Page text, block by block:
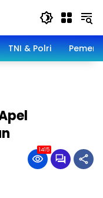
TNI & Polri
1415